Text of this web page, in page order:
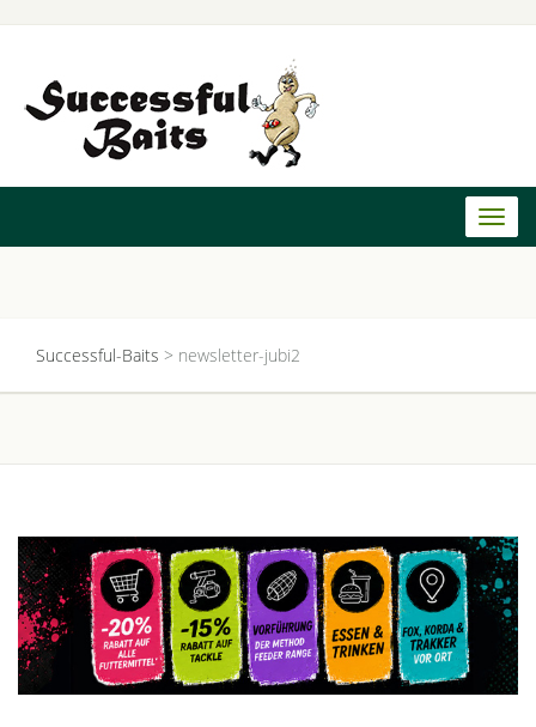
Successful-Baits > newsletter-jubi2